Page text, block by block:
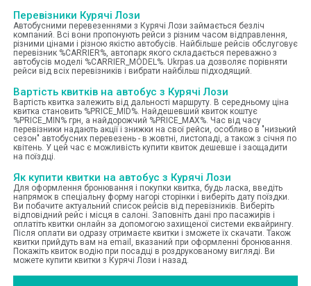
Перевізники Курячі Лози
Автобусними перевезеннями з Курячі Лози займається безліч
компаний. Всі вони пропонують рейси з різним часом відправлення,
різними цінами і різною якістю автобусів. Найбільше рейсів обслуговує
перевізник %CARRIER%, автопарк якого складається переважно з
автобусів моделі %CARRIER_MODEL%. Ukrpas.ua дозволяє порівняти
рейси від всіх перевізників і вибрати найбільш підходящий.
Вартість квитків на автобус з Курячі Лози
Вартість квитка залежить від дальності маршруту. В середньому ціна
квитка становить %PRICE_MID%. Найдешевший квиток коштує
%PRICE_MIN% грн, а найдорожчий %PRICE_MAX%. Час від часу
перевізники надають акції і знижки на свої рейси, особливо в "низький
сезон" автобусних перевезень - в жовтні, листопаді, а також з січня по
квітень. У цей час є можливість купити квиток дешевше і заощадити
на поїздці.
Як купити квитки на автобус з Курячі Лози
Для оформлення бронювання і покупки квитка, будь ласка, введіть
напрямок в спеціальну форму нагорі сторінки і виберіть дату поїздки.
Ви побачите актуальний список рейсів від перевізників. Виберіть
відповідний рейс і місця в салоні. Заповніть дані про пасажирів і
оплатіть квитки онлайн за допомогою захищеної системи еквайрингу.
Після оплати ви одразу отримаєте квитки і зможете їх скачати. Також
квитки прийдуть вам на email, вказаний при оформленні бронювання.
Покажіть квиток водію при посадці в роздрукованому вигляді. Ви
можете купити квитки з Курячі Лози і назад.